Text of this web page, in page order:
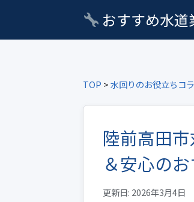
おすすめ水道
TOP >水回りのお役立ちコ
陸前高田
＆安心の
更新日: 2026年3月4日